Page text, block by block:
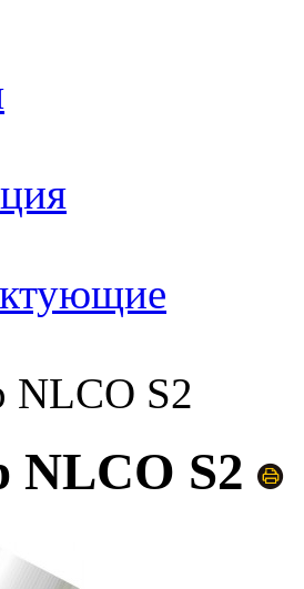
NLCO S2
NLCO S2